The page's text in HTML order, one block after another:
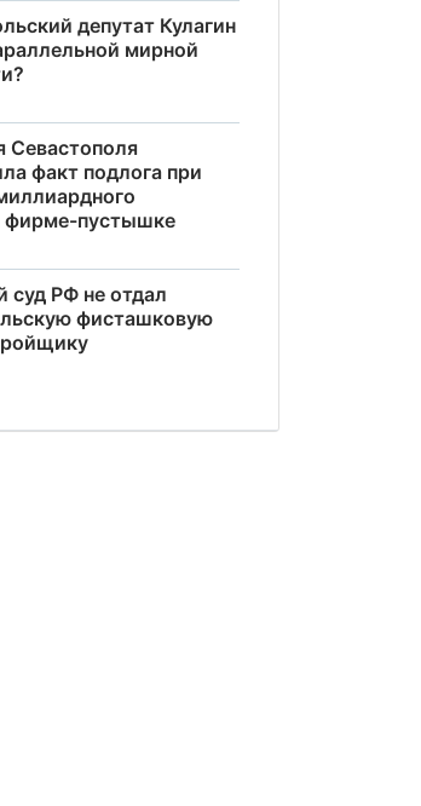
депутат Кулагин
мирной
Севастополя
факт подлога при
фирме-пустышке
суд РФ не отдал
фисташковую